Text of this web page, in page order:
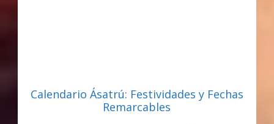
Calendario Ásatrú: Festividades y Fechas
Remarcables